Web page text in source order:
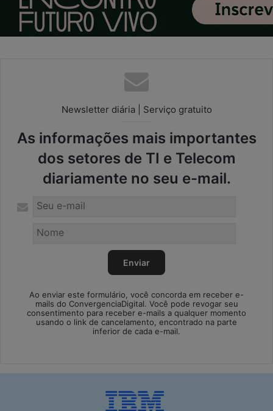
Newsletter diária | Serviço gratuito
As informações mais importantes
dos setores de TI e Telecom
diariamente no seu e-mail.
Ao enviar este formulário, você concorda em receber e-
mails do ConvergenciaDigital. Você pode revogar seu
consentimento para receber e-mails a qualquer momento
usando o link de cancelamento, encontrado na parte
inferior de cada e-mail.